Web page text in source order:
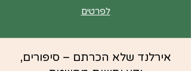
לפרטים
אירלנד שלא הכרתם – סיפורים,